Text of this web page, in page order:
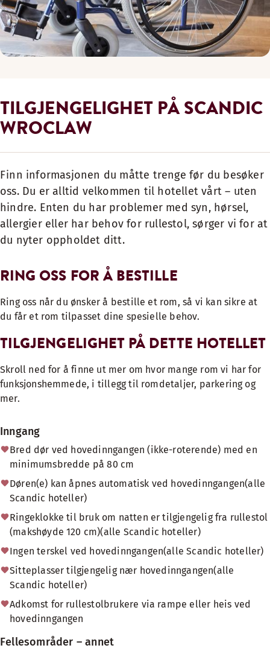
TILGJENGELIGHET PÅ SCANDIC
WROCLAW
Finn informasjonen du måtte trenge før du besøker
oss. Du er alltid velkommen til hotellet vårt – uten
hindre. Enten du har problemer med syn, hørsel,
allergier eller har behov for rullestol, sørger vi for at
du nyter oppholdet ditt.
RING OSS FOR Å BESTILLE
Ring oss når du ønsker å bestille et rom, så vi kan sikre at
du får et rom tilpasset dine spesielle behov.
TILGJENGELIGHET PÅ DETTE HOTELLET
Skroll ned for å finne ut mer om hvor mange rom vi har for
funksjonshemmede, i tillegg til romdetaljer, parkering og
mer.
Inngang
Bred dør ved hovedinngangen (ikke-roterende) med en
minimumsbredde på 80 cm
Døren(e) kan åpnes automatisk ved hovedinngangen(alle
Scandic hoteller)
Ringeklokke til bruk om natten er tilgjengelig fra rullestol
(makshøyde 120 cm)(alle Scandic hoteller)
Ingen terskel ved hovedinngangen(alle Scandic hoteller)
Sitteplasser tilgjengelig nær hovedinngangen(alle
Scandic hoteller)
Adkomst for rullestolbrukere via rampe eller heis ved
hovedinngangen
Fellesområder – annet